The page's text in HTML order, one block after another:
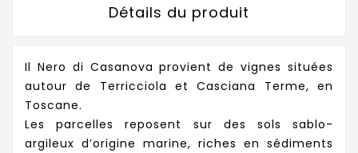
Détails du produit
Il Nero di Casanova provient de vignes situées
autour de Terricciola et Casciana Terme, en
Toscane.
Les parcelles reposent sur des sols sablo-
argileux d’origine marine, riches en sédiments